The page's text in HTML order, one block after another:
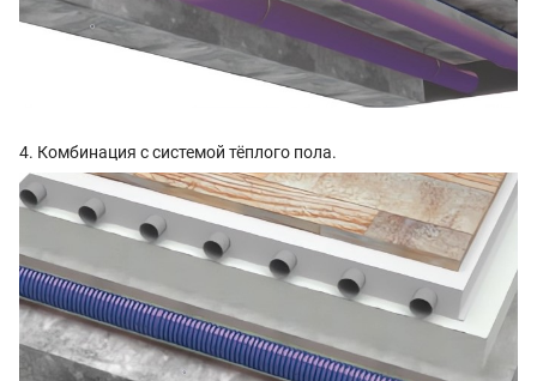
4. Комбинация с системой тёплого пола.